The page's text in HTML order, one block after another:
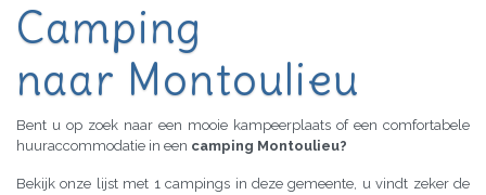
Camping
naar Montoulieu
Bent u op zoek naar een mooie kampeerplaats of een comfortabele
huuraccommodatie in een camping Montoulieu?
Bekijk onze lijst met 1 campings in deze gemeente, u vindt zeker de